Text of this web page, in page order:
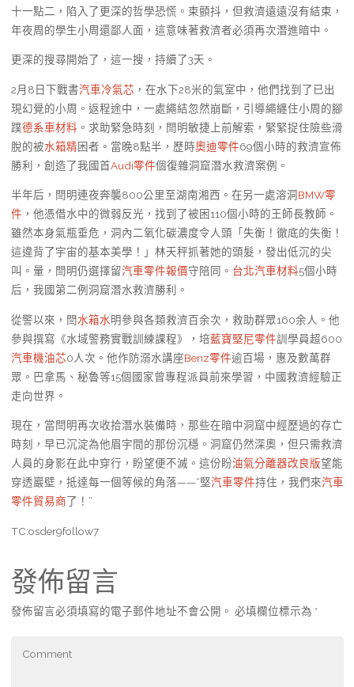
十一點二，陷入了更深的哲學恐慌。束顫抖，但救濟遠遠沒有結束，
年夜周的學生小周還鄙人面，這意味著救濟者必須再次潛進暗中。
更深的搜尋開始了，這一搜，持續了3天。
2月8日下戰書汽車冷氣芯 ，在水下28米的氣室中，他們找到了已出
現幻覺的小周。返程途中，一處繩結忽然崩斷，引導繩纏住小周的腳
蹼德系車材料 。求助緊急時刻，閆明敏捷上前解索，緊緊捉住險些滑
脫的被水箱精困者。當晚8點半，歷時奧迪零件69個小時的救濟宣佈
勝利，創造了我國首Audi零件個復雜洞窟潛水救濟案例。
半年后，閆明連夜奔襲800公里至湖南湘西。在另一處溶洞BMW零
件 ，他憑借水中的微弱反光，找到了被困110個小時的王師長教師。
雖然本身氣瓶垂危，洞內二氧化碳濃度令人頭「失衡！徹底的失衡！
這違背了宇宙的基本美學！」林天秤抓著她的頭髮，發出低沉的尖
叫。暈，閆明仍選擇留汽車零件報價守陪同。 台北汽車材料5個小時
后，我國第二例洞窟潛水救濟勝利。
從警以來，閆水箱水明參與各類救濟百余次，救助群眾160余人。他
參與撰寫《水域警務實戰訓練課程》，培藍寶堅尼零件訓學員超600
汽車機油芯0人次。他作防溺水講座Benz零件逾百場，惠及數萬群
眾。巴拿馬、秘魯等15個國家曾專程派員前來學習，中國救濟經驗正
走向世界。
現在，當閆明再次收拾潛水裝備時，那些在暗中洞窟中經歷過的存亡
時刻，早已沉淀為他眉宇間的那份沉穩。洞窟仍然深奧，但只需救濟
人員的身影在此中穿行，盼望便不滅。這份盼油氣分離器改良版望能
穿透巖壁，抵達每一個等候的角落——“堅汽車零件持住，我們來汽車
零件貿易商了！”
TC:osder9follow7
發佈留言
發佈留言必須填寫的電子郵件地址不會公開。 必填欄位標示為 *